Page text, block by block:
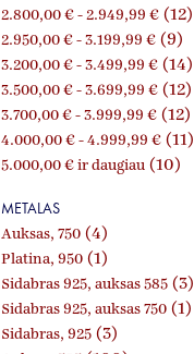
2.800,00 € - 2.949,99 € (12)
2.950,00 € - 3.199,99 € (9)
3.200,00 € - 3.499,99 € (14)
3.500,00 € - 3.699,99 € (12)
3.700,00 € - 3.999,99 € (12)
4.000,00 € - 4.999,99 € (11)
5.000,00 € ir daugiau (10)
METALAS
Auksas, 750 (4)
Platina, 950 (1)
Sidabras 925, auksas 585 (3)
Sidabras 925, auksas 750 (1)
Sidabras, 925 (3)